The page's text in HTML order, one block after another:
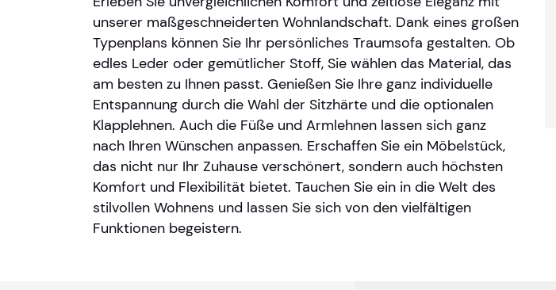
unserer maßgeschneiderten Wohnlandschaft. Dank eines großen
Typenplans können Sie Ihr persönliches Traumsofa gestalten. Ob
edles Leder oder gemütlicher Stoff, Sie wählen das Material, das
am besten zu Ihnen passt. Genießen Sie Ihre ganz individuelle
Entspannung durch die Wahl der Sitzhärte und die optionalen
Klapplehnen. Auch die Füße und Armlehnen lassen sich ganz
nach Ihren Wünschen anpassen. Erschaffen Sie ein Möbelstück,
das nicht nur Ihr Zuhause verschönert, sondern auch höchsten
Komfort und Flexibilität bietet. Tauchen Sie ein in die Welt des
stilvollen Wohnens und lassen Sie sich von den vielfältigen
Funktionen begeistern.